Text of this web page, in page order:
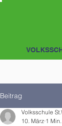
Beitrag
Volksschule
10. März 1